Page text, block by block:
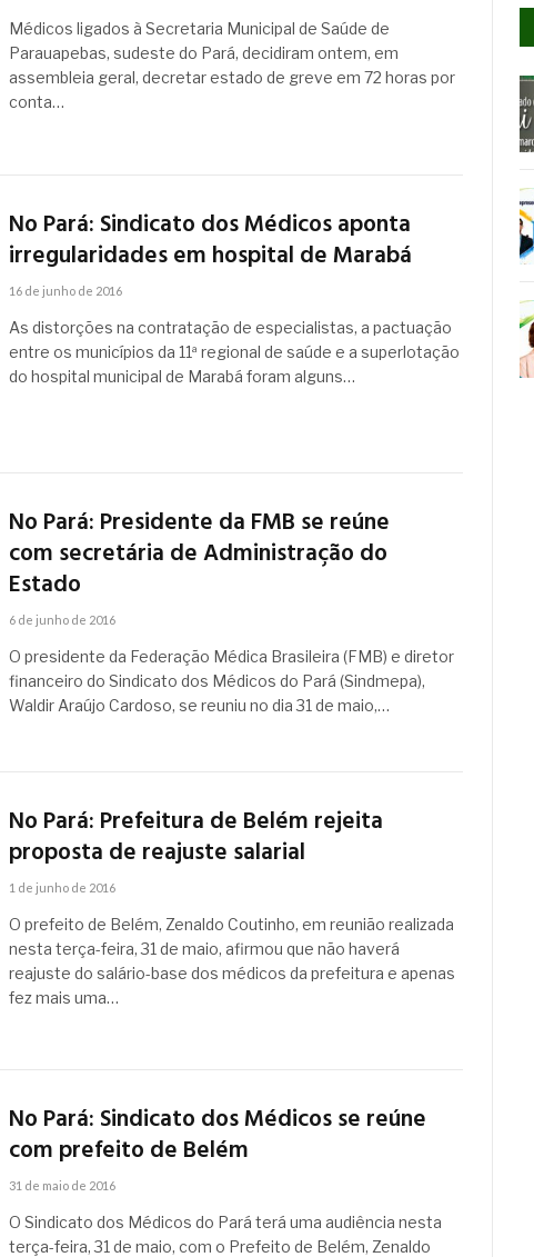
Médicos ligados à Secretaria Municipal de Saúde de
Parauapebas, sudeste do Pará, decidiram ontem, em
assembleia geral, decretar estado de greve em 72 horas por
conta…
No Pará: Sindicato dos Médicos aponta
irregularidades em hospital de Marabá
16 de junho de 2016
As distorções na contratação de especialistas, a pactuação
entre os municípios da 11ª regional de saúde e a superlotação
do hospital municipal de Marabá foram alguns…
No Pará: Presidente da FMB se reúne
com secretária de Administração do
Estado
6 de junho de 2016
O presidente da Federação Médica Brasileira (FMB) e diretor
financeiro do Sindicato dos Médicos do Pará (Sindmepa),
Waldir Araújo Cardoso, se reuniu no dia 31 de maio,…
No Pará: Prefeitura de Belém rejeita
proposta de reajuste salarial
1 de junho de 2016
O prefeito de Belém, Zenaldo Coutinho, em reunião realizada
nesta terça-feira, 31 de maio, afirmou que não haverá
reajuste do salário-base dos médicos da prefeitura e apenas
fez mais uma…
No Pará: Sindicato dos Médicos se reúne
com prefeito de Belém
31 de maio de 2016
O Sindicato dos Médicos do Pará terá uma audiência nesta
terça-feira, 31 de maio, com o Prefeito de Belém, Zenaldo